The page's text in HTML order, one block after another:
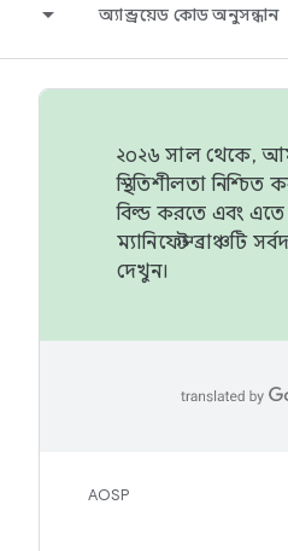
অ্যান্ড্রয়েড কোড অনুসন্ধান
২০২৬ সাল থেকে,
স্থিতিশীলতা
বিল্ড করতে এবং
ম্যানিফেস্ট
দেখুন।
AOSP